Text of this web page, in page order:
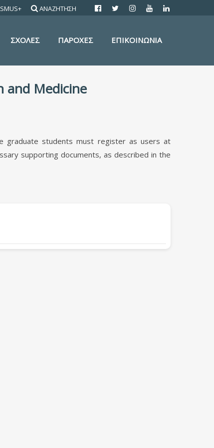
ΑΝΑΖΗΤΗΣΗ
ΣΧΟΛΕΣ ΠΑΡΟΧΕΣ ΕΠΙΚΟΙΝΩΝΙΑ
and Medicine
graduate students must register as users at
supporting documents, as described in the